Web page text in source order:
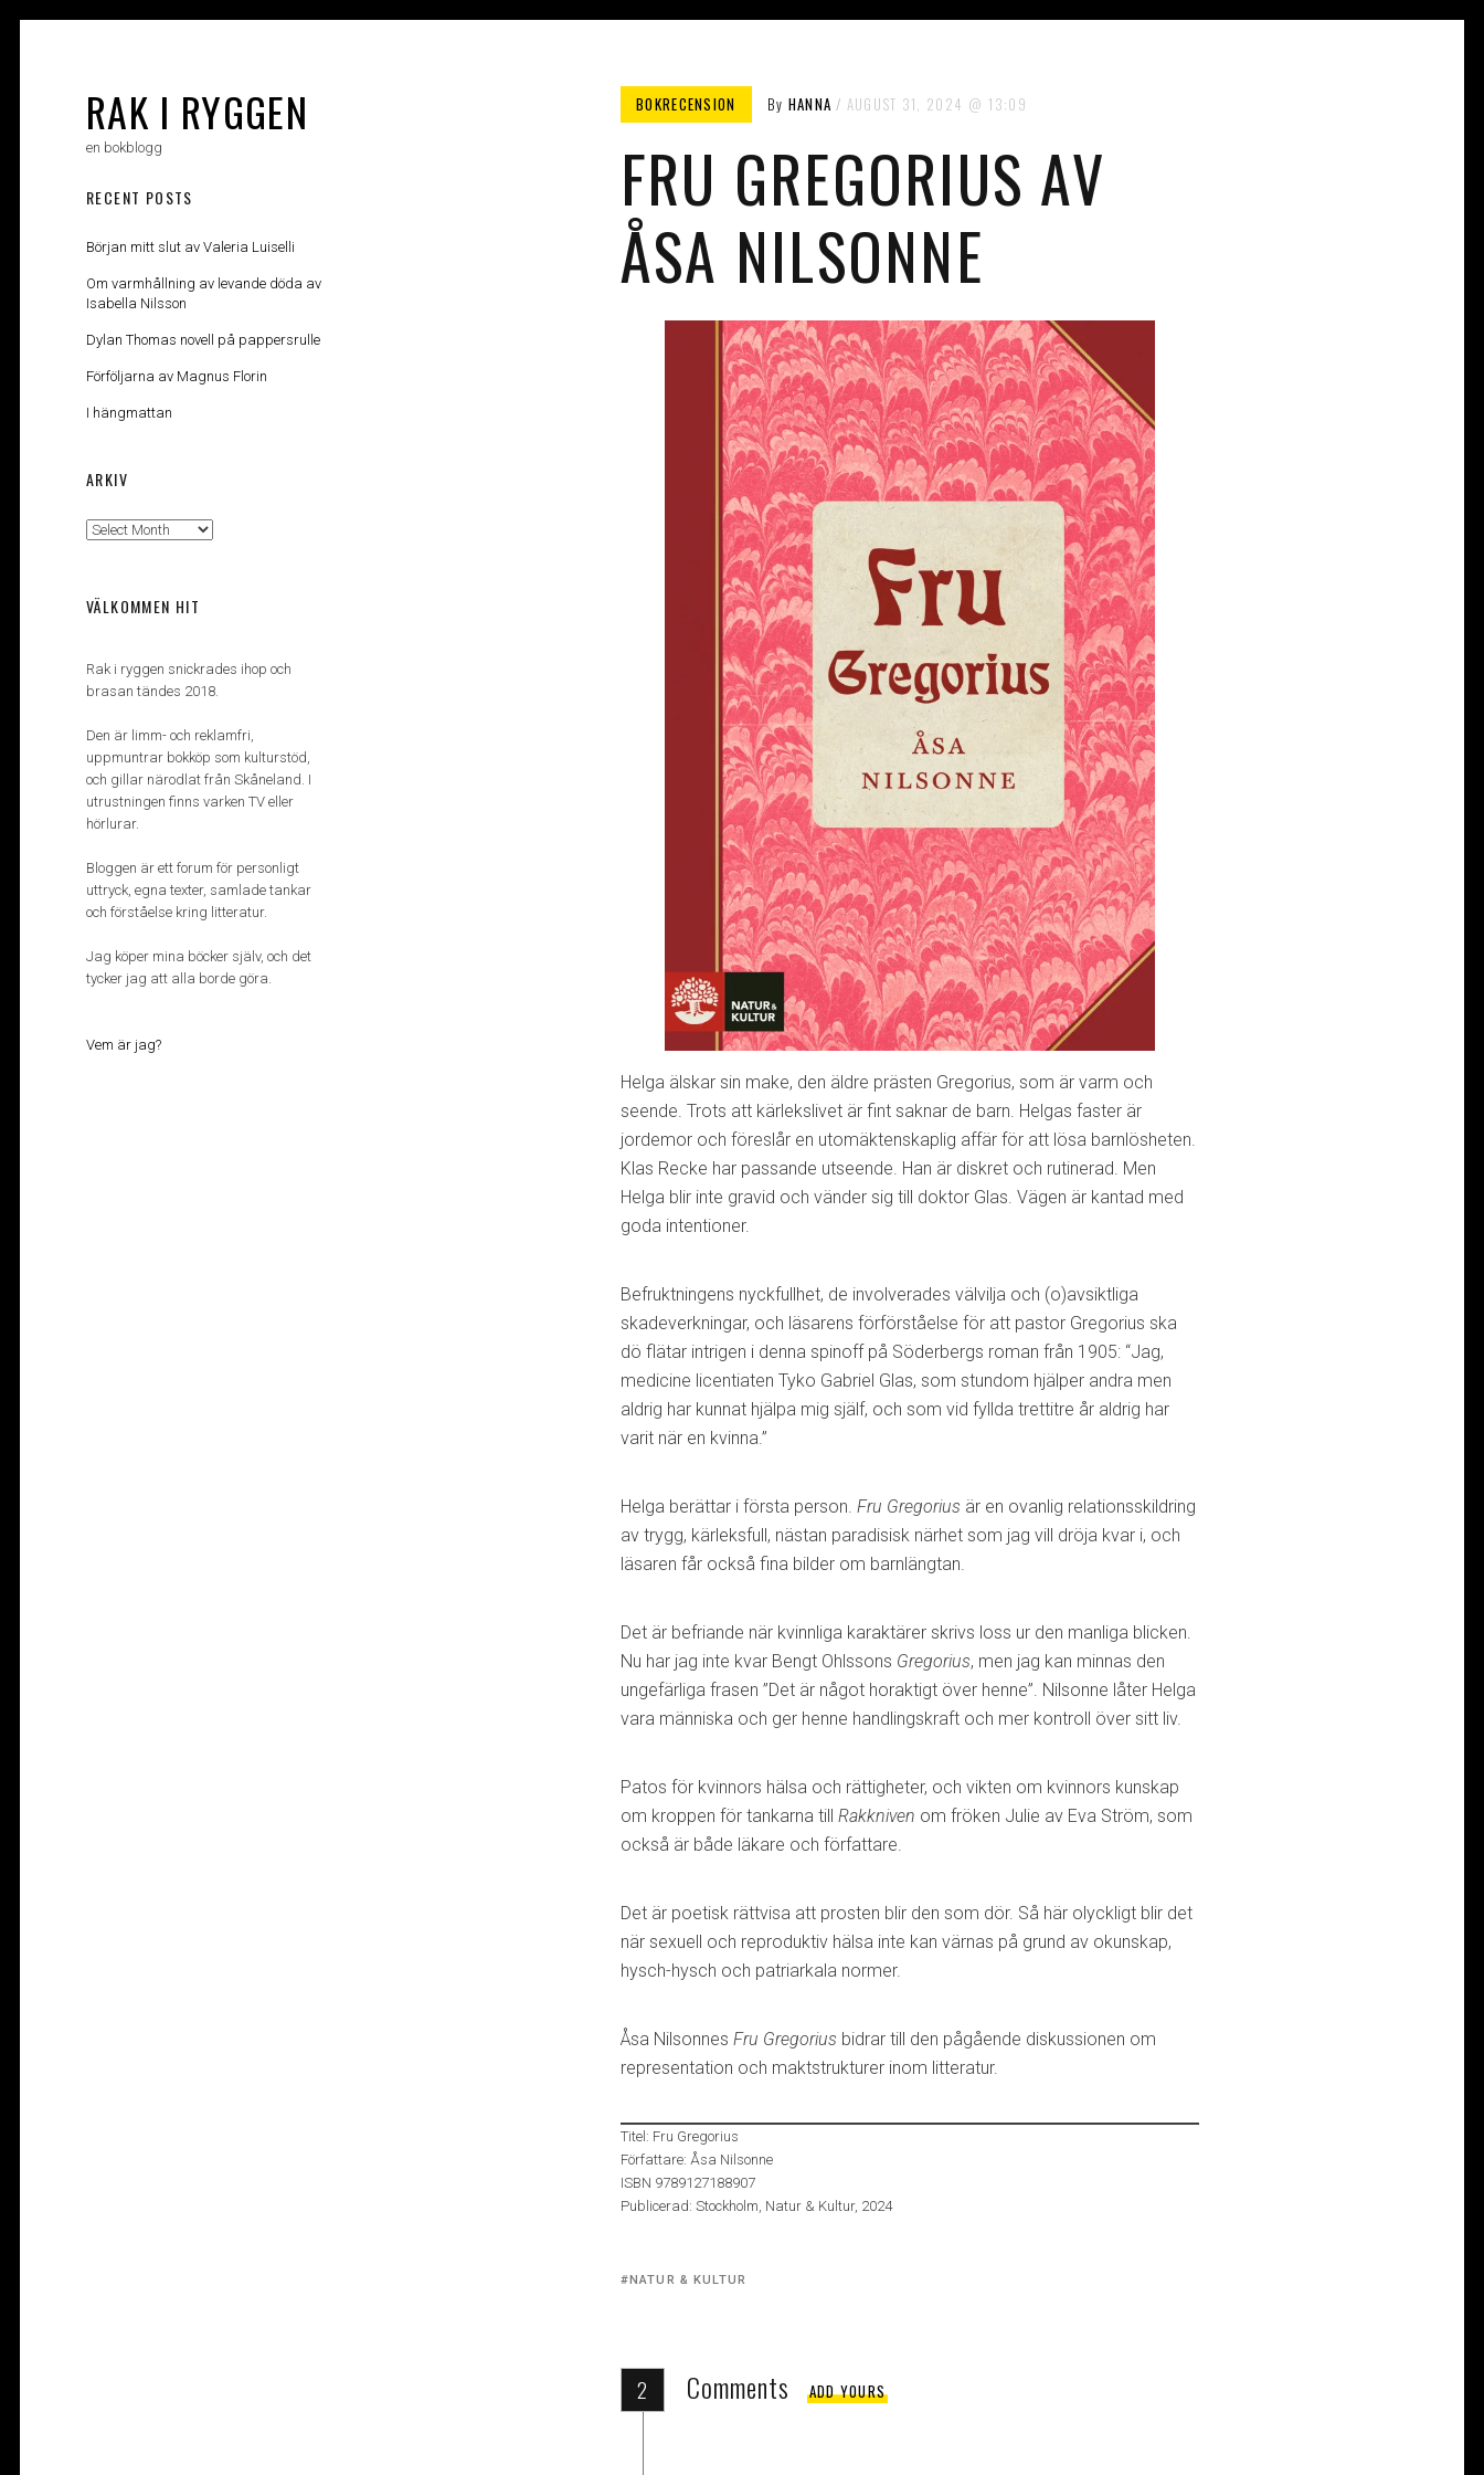
RAK I RYGGEN
en bokblogg
BOKRECENSION By HANNA AUGUST 31, 2024 13:09
FRU GREGORIUS AV
ÅSA NILSONNE
Helga älskar sin make, den äldre prästen Gregorius, som är varm och
seende. Trots att kärlekslivet är fint saknar de barn. Helgas faster är
jordemor och föreslår en utomäktenskaplig affär för att lösa barnlösheten.
Klas Recke har passande utseende. Han är diskret och rutinerad. Men
Helga blir inte gravid och vänder sig till doktor Glas. Vägen är kantad med
goda intentioner.
Befruktningens nyckfullhet, de involverades välvilja och (o)avsiktliga
skadeverkningar, och läsarens förförståelse för att pastor Gregorius ska
dö flätar intrigen i denna spinoff på Söderbergs roman från 1905: “Jag,
medicine licentiaten Tyko Gabriel Glas, som stundom hjälper andra men
aldrig har kunnat hjälpa mig själf, och som vid fyllda trettitre år aldrig har
varit när en kvinna.”
Helga berättar i första person. Fru Gregorius är en ovanlig relationsskildring
av trygg, kärleksfull, nästan paradisisk närhet som jag vill dröja kvar i, och
läsaren får också fina bilder om barnlängtan.
Det är befriande när kvinnliga karaktärer skrivs loss ur den manliga blicken.
Nu har jag inte kvar Bengt Ohlssons Gregorius, men jag kan minnas den
ungefärliga frasen ”Det är något horaktigt över henne”. Nilsonne låter Helga
vara människa och ger henne handlingskraft och mer kontroll över sitt liv.
Patos för kvinnors hälsa och rättigheter, och vikten om kvinnors kunskap
om kroppen för tankarna till Rakkniven om fröken Julie av Eva Ström, som
också är både läkare och författare.
Det är poetisk rättvisa att prosten blir den som dör. Så här olyckligt blir det
när sexuell och reproduktiv hälsa inte kan värnas på grund av okunskap,
hysch-hysch och patriarkala normer.
Åsa Nilsonnes Fru Gregorius bidrar till den pågående diskussionen om
representation och maktstrukturer inom litteratur.
Titel: Fru Gregorius
Författare: Åsa Nilsonne
ISBN 9789127188907
Publicerad: Stockholm, Natur & Kultur, 2024
Tagged
NATUR & KULTUR
2 Comments ADD YOURS
RECENT POSTS
Början mitt slut av Valeria Luiselli
Om varmhållning av levande döda av
Isabella Nilsson
Dylan Thomas novell på pappersrulle
Förföljarna av Magnus Florin
I hängmattan
ARKIV
Arkiv
VÄLKOMMEN HIT
Rak i ryggen snickrades ihop och
brasan tändes 2018.
Den är limm- och reklamfri,
uppmuntrar bokköp som kulturstöd,
och gillar närodlat från Skåneland. I
utrustningen finns varken TV eller
hörlurar.
Bloggen är ett forum för personligt
uttryck, egna texter, samlade tankar
och förståelse kring litteratur.
Jag köper mina böcker själv, och det
tycker jag att alla borde göra.
Vem är jag?